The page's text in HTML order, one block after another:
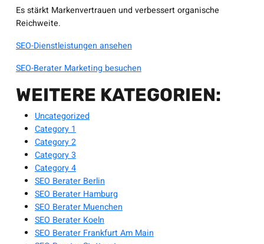
Es stärkt Markenvertrauen und verbessert organische
Reichweite.
SEO-Dienstleistungen ansehen
SEO-Berater Marketing besuchen
WEITERE KATEGORIEN:
Uncategorized
Category 1
Category 2
Category 3
Category 4
SEO Berater Berlin
SEO Berater Hamburg
SEO Berater Muenchen
SEO Berater Koeln
SEO Berater Frankfurt Am Main